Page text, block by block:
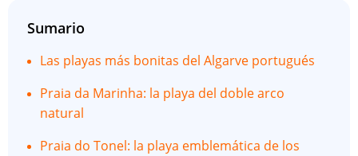
Sumario
Las playas más bonitas del Algarve portugués
Praia da Marinha: la playa del doble arco
natural
Praia do Tonel: la playa emblemática de los